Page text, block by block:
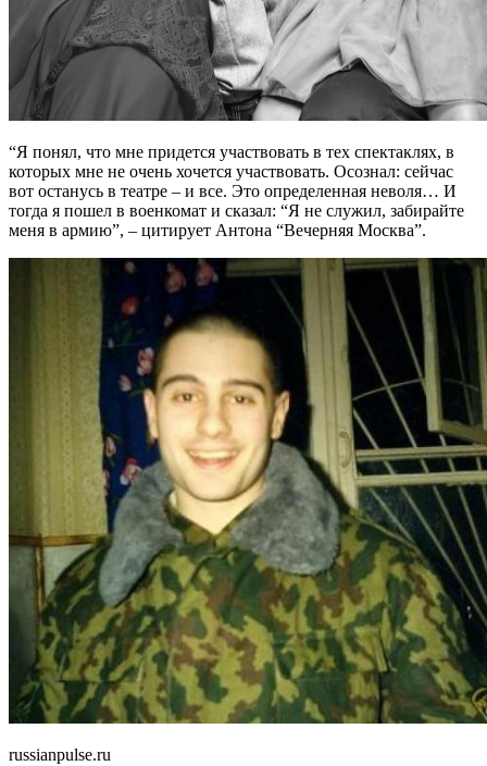
“Я понял, что мне придется участвовать в тех спектаклях, в
которых мне не очень хочется участвовать. Осознал: сейчас
вот останусь в театре – и все. Это определенная неволя… И
тогда я пошел в военкомат и сказал: “Я не служил, забирайте
меня в армию”, – цитирует Антона “Вечерняя Москва”.
russianpulse.ru